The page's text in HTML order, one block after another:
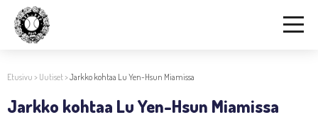
Etusivu > Uutiset>Jarkko kohtaa Lu Yen-Hsun Miamissa
Jarkko kohtaa Lu Yen-Hsun Miamissa